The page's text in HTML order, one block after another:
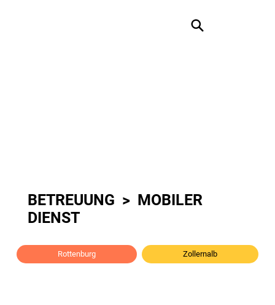
BETREUUNG > MOBILER
DIENST
Rottenburg Zollernalb